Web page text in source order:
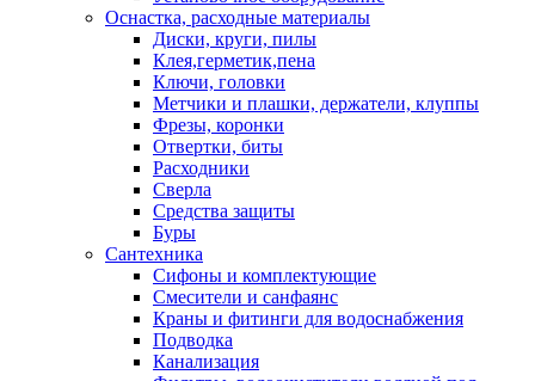
Оснастка, расходные материалы
Диски, круги, пилы
Клея,герметик,пена
Ключи, головки
Метчики и плашки, держатели, клуппы
Фрезы, коронки
Отвертки, биты
Расходники
Сверла
Средства защиты
Буры
Сантехника
Сифоны и комплектующие
Смесители и санфаянс
Краны и фитинги для водоснабжения
Подводка
Канализация